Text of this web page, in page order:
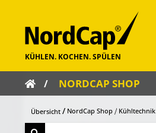
NORDCAP SHOP
Übersicht NordCap Shop Kühltechnik